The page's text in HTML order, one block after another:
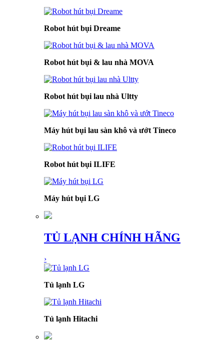
Robot hút bụi Dreame
Robot hút bụi & lau nhà MOVA
Robot hút bụi lau nhà Ultty
Máy hút bụi lau sàn khô và ướt Tineco
Robot hút bụi ILIFE
Máy hút bụi LG
TỦ LẠNH CHÍNH HÃNG
›
Tủ lạnh LG
Tủ lạnh Hitachi